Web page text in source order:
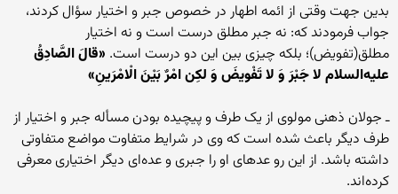
بدین جهت وقتى از ائمه اطهار در خصوص جبر و اختیار سؤال کردند،
جواب فرمودند که: نه جبر مطلق درست است و نه اختیار
مطلق(تفویض)؛ بلکه چیزى بین این دو درست است. «قالَ الصَّادِقُ
علیه‌السلام لا جَبْرَ وَ لا تَفْویضَ وَ لکِن امْرٌ بَیْنَ الْامْرَینِ»
ـ جولان ذهنى مولوى از یک طرف و پیچیده بودن مسأله جبر و اختیار از
طرف دیگر باعث شده است که وى در شرایط متفاوت مواضع متفاوتى
داشته باشد. از این رو عده‏اى او را جبرى و عده‏‌اى دیگر اختیارى معرفى
کرده‏‌اند.